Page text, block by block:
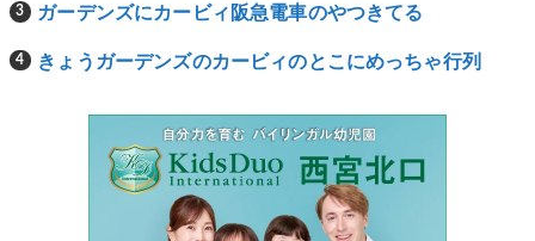
ガーデンズにカービィ阪急電車のやつきてる
きょうガーデンズのカービィのとこにめっちゃ行列